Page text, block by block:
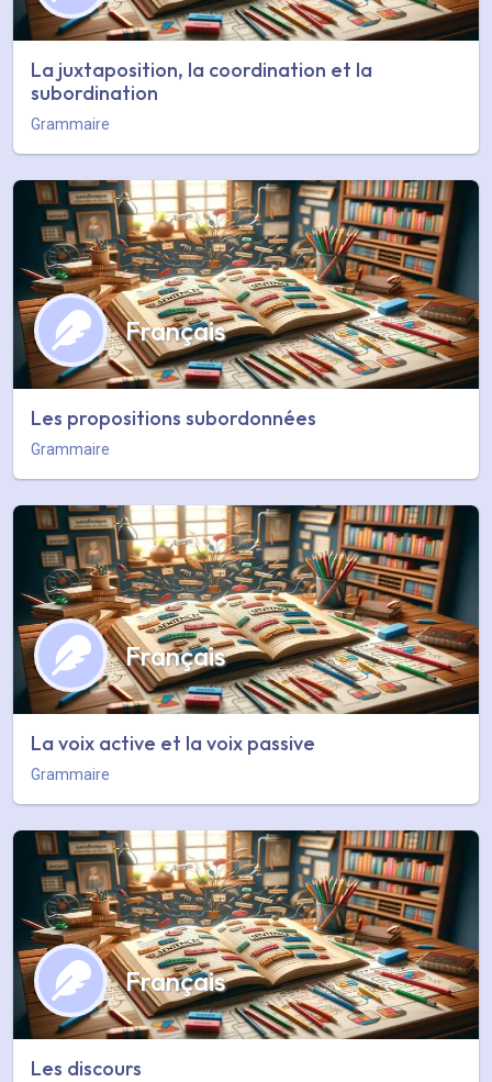
La juxtaposition, la coordination et la
subordination
Grammaire
Français
Les propositions subordonnées
Grammaire
Français
La voix active et la voix passive
Grammaire
Français
Les discours